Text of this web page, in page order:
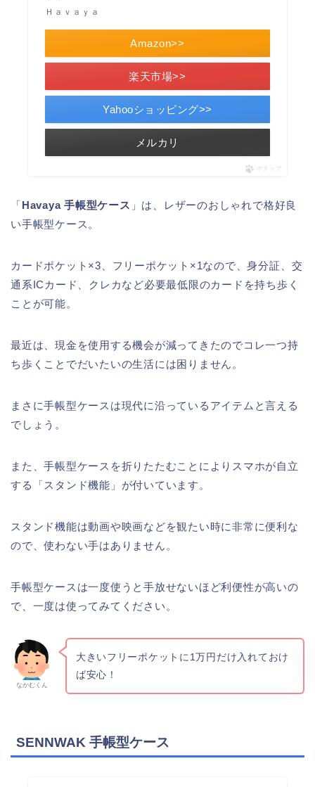
Ｈａｖａｙａ
Amazon>>
楽天市場>>
Yahooショッピング>>
メルカリ
ポチップ
「Havaya 手帳型ケース 」は、レザーのおしゃれで格好良
い手帳型ケース。
カードポケット×3、フリーポケット×1なので、身分証、交
通系ICカード、クレカなど必要最低限のカードを持ち歩く
ことが可能。
最近は、現金を使用する機会が減ってきたのでコレ一つ持
ち歩くことでだいたいの生活には困りません。
まさに手帳型ケースは現代に沿っているアイテムと言える
でしょう。
また、手帳型ケースを折りたたむことによりスマホが自立
する「スタンド機能」が付いています。
スタンド機能は動画や映画などを観たい時に非常に便利な
ので、使わない手はありません。
手帳型ケースは一度使うと手放せないほど利便性が高いの
で、一度は使ってみてください。
なかむくん
大きいフリーポケットに1万円だけ入れておけ
ば安心！
SENNWAK 手帳型ケース